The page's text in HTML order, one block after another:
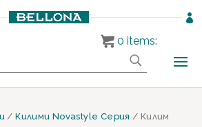

/Килими Novastyle Серия / Килим
0 items: